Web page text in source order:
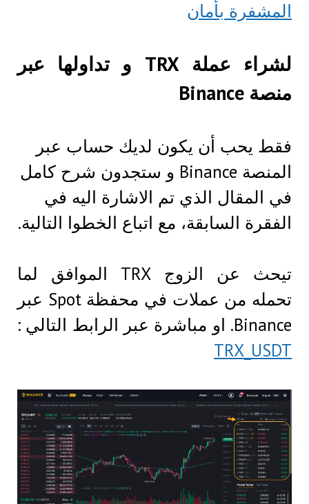
المشفرة بأمان
لشراء عملة TRX و تداولها عبر
منصة Binance
فقط يحب أن يكون لديك حساب عبر
المنصة Binance و ستجدون شرح كامل
في المقال الذي تم الاشارة اليه في
الفقرة السابقة، مع اتباع الخطوا التالية.
تيحث عن الزوج TRX الموافق لما
تحمله من عملات في محفظة Spot عبر
Binance. او مباشرة عبر الرابط التالي :
TRX_USDT